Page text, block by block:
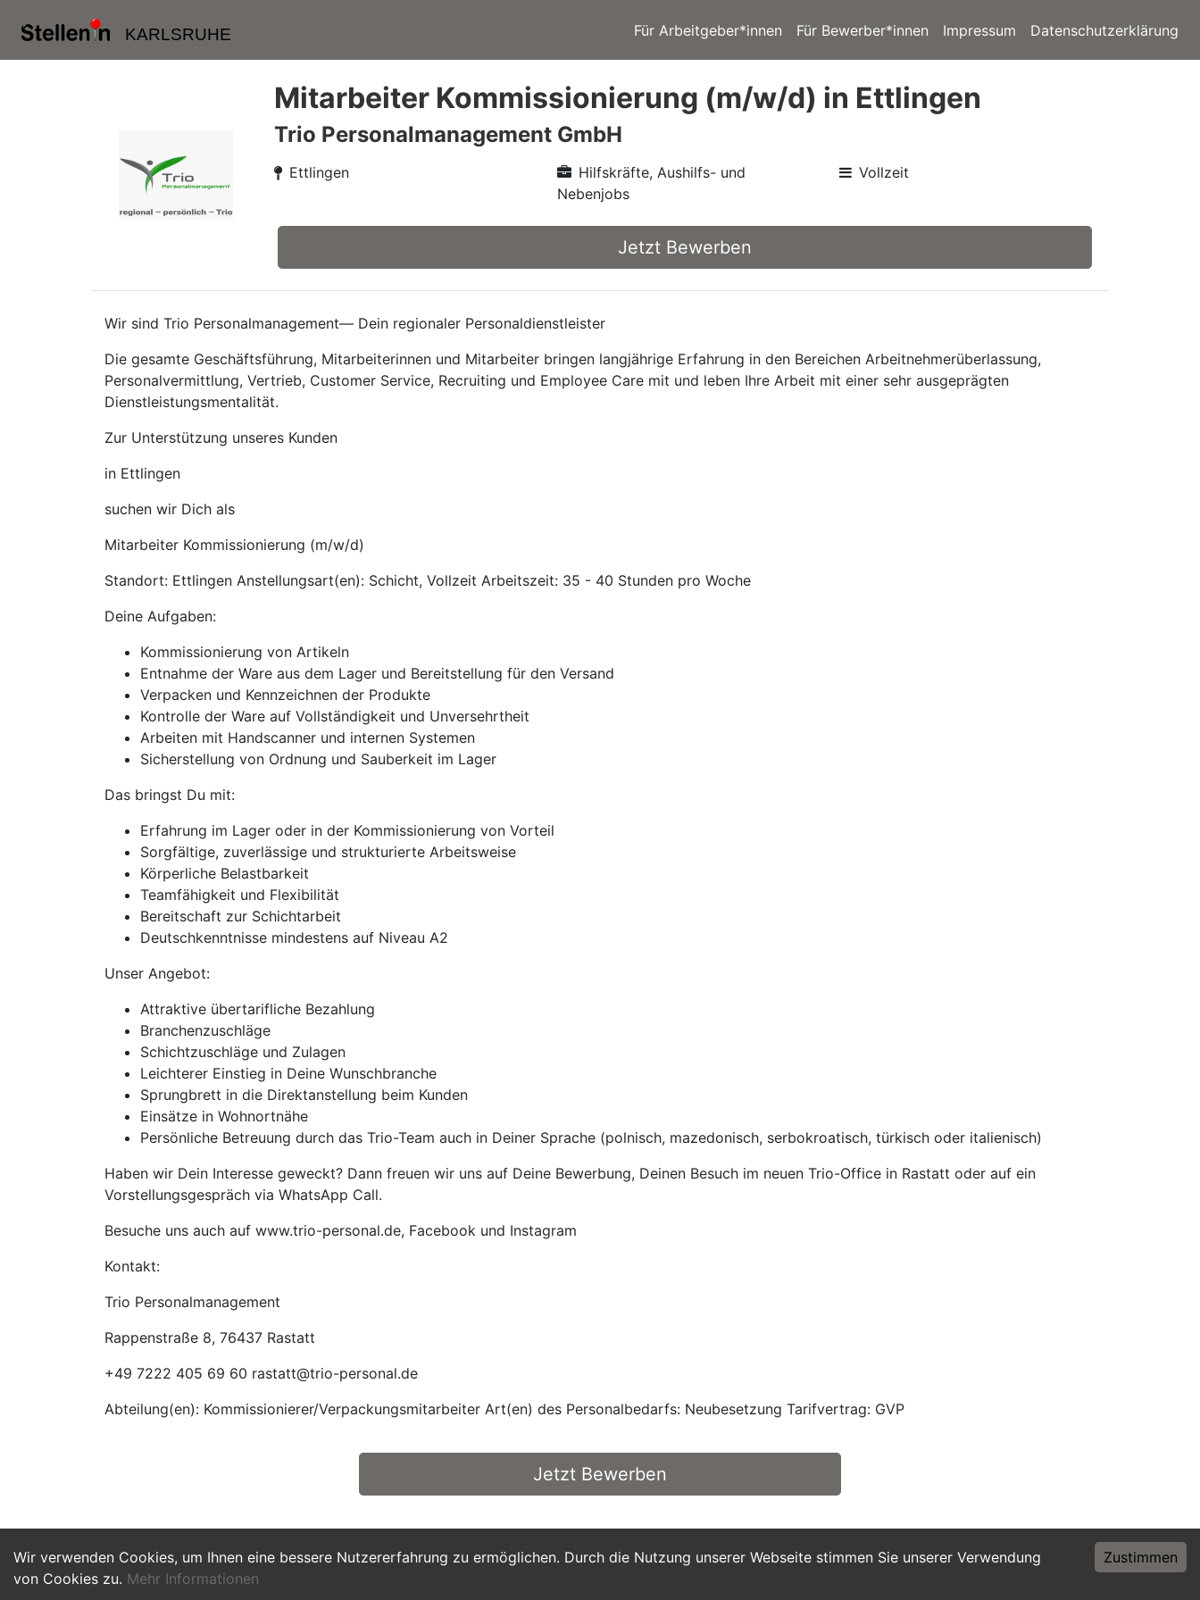
KARLSRUHE Für Arbeitgeber*innen Für Bewerber*innen Impressum Datenschutzerklärung
Wir verwenden Cookies, um Ihnen eine bessere Nutzererfahrung zu ermöglichen. Durch die Nutzung unserer Webseite stimmen Sie unserer Verwendung
von Cookies zu. Mehr Informationen
Zustimmen
Mitarbeiter Kommissionierung (m/w/d) in Ettlingen
Trio Personalmanagement GmbH
Ettlingen
Hilfskräfte, Aushilfs- und
Nebenjobs
Vollzeit
Jetzt Bewerben
Wir sind Trio Personalmanagement— Dein regionaler Personaldienstleister
Die gesamte Geschäftsführung, Mitarbeiterinnen und Mitarbeiter bringen langjährige Erfahrung in den Bereichen Arbeitnehmerüberlassung,
Personalvermittlung, Vertrieb, Customer Service, Recruiting und Employee Care mit und leben Ihre Arbeit mit einer sehr ausgeprägten
Dienstleistungsmentalität.
Zur Unterstützung unseres Kunden
in Ettlingen
suchen wir Dich als
Mitarbeiter Kommissionierung (m/w/d)
Standort: Ettlingen Anstellungsart(en): Schicht, Vollzeit Arbeitszeit: 35 - 40 Stunden pro Woche
Deine Aufgaben:
Kommissionierung von Artikeln
Entnahme der Ware aus dem Lager und Bereitstellung für den Versand
Verpacken und Kennzeichnen der Produkte
Kontrolle der Ware auf Vollständigkeit und Unversehrtheit
Arbeiten mit Handscanner und internen Systemen
Sicherstellung von Ordnung und Sauberkeit im Lager
Das bringst Du mit:
Erfahrung im Lager oder in der Kommissionierung von Vorteil
Sorgfältige, zuverlässige und strukturierte Arbeitsweise
Körperliche Belastbarkeit
Teamfähigkeit und Flexibilität
Bereitschaft zur Schichtarbeit
Deutschkenntnisse mindestens auf Niveau A2
Unser Angebot:
Attraktive übertarifliche Bezahlung
Branchenzuschläge
Schichtzuschläge und Zulagen
Leichterer Einstieg in Deine Wunschbranche
Sprungbrett in die Direktanstellung beim Kunden
Einsätze in Wohnortnähe
Persönliche Betreuung durch das Trio-Team auch in Deiner Sprache (polnisch, mazedonisch, serbokroatisch, türkisch oder italienisch)
Haben wir Dein Interesse geweckt? Dann freuen wir uns auf Deine Bewerbung, Deinen Besuch im neuen Trio-Office in Rastatt oder auf ein
Vorstellungsgespräch via WhatsApp Call.
Besuche uns auch auf www.trio-personal.de, Facebook und Instagram
Kontakt:
Trio Personalmanagement
Rappenstraße 8, 76437 Rastatt
+49 7222 405 69 60 rastatt@trio-personal.de
Abteilung(en): Kommissionierer/Verpackungsmitarbeiter Art(en) des Personalbedarfs: Neubesetzung Tarifvertrag: GVP
Jetzt Bewerben